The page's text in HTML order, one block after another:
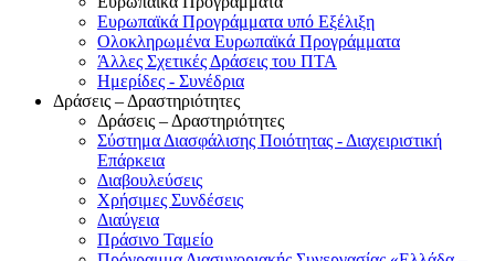
Ευρωπαϊκά Προγράμματα υπό Εξέλιξη
Ολοκληρωμένα Ευρωπαϊκά Προγράμματα
Άλλες Σχετικές Δράσεις του ΠΤΑ
Ημερίδες - Συνέδρια
Δράσεις – Δραστηριότητες
Δράσεις – Δραστηριότητες
Σύστημα Διασφάλισης Ποιότητας - Διαχειριστική
Επάρκεια
Διαβουλεύσεις
Χρήσιμες Συνδέσεις
Διαύγεια
Πράσινο Ταμείο